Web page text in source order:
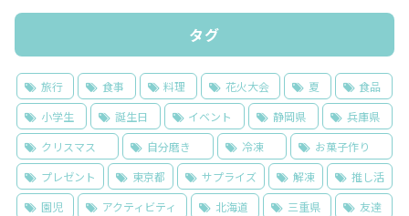
タグ
旅行 食事 料理 花火大会 夏
食品
小学生
誕生日 イベント 静岡県
兵庫県
クリスマス
自分磨き 冷凍
お菓子作り
プレゼント
東京都 サプライズ 解凍
推し活
園児
アクティビティ 北海道 三重県
友達